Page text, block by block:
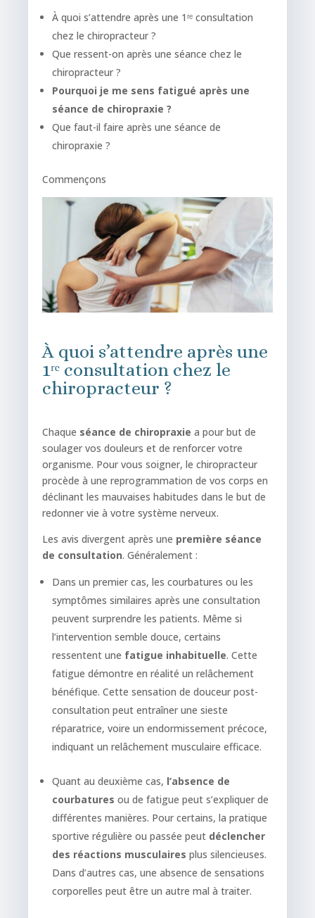
À quoi s’attendre après une 1ʳᵉ consultation
chez le chiropracteur ?
Que ressent-on après une séance chez le
chiropracteur ?
Pourquoi je me sens fatigué après une
séance de chiropraxie ?
Que faut-il faire après une séance de
chiropraxie ?
Commençons
À quoi s’attendre après une
1ʳᵉ consultation chez le
chiropracteur ?
Chaque séance de chiropraxie a pour but de
soulager vos douleurs et de renforcer votre
organisme. Pour vous soigner, le chiropracteur
procède à une reprogrammation de vos corps en
déclinant les mauvaises habitudes dans le but de
redonner vie à votre système nerveux.
Les avis divergent après une première séance
de consultation. Généralement :
Dans un premier cas, les courbatures ou les
symptômes similaires après une consultation
peuvent surprendre les patients. Même si
l’intervention semble douce, certains
ressentent une fatigue inhabituelle. Cette
fatigue démontre en réalité un relâchement
bénéfique. Cette sensation de douceur post-
consultation peut entraîner une sieste
réparatrice, voire un endormissement précoce,
indiquant un relâchement musculaire efficace.
Quant au deuxième cas, l’absence de
courbatures ou de fatigue peut s’expliquer de
différentes manières. Pour certains, la pratique
sportive régulière ou passée peut déclencher
des réactions musculaires plus silencieuses.
Dans d’autres cas, une absence de sensations
corporelles peut être un autre mal à traiter.